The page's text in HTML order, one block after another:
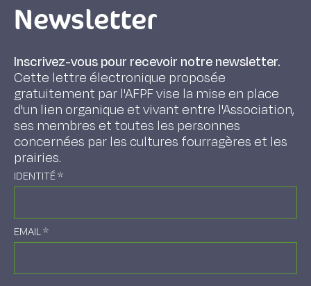
Newsletter
Inscrivez-vous pour recevoir notre newsletter.
Cette lettre électronique proposée
gratuitement par l'AFPF vise la mise en place
d'un lien organique et vivant entre l'Association,
ses membres et toutes les personnes
concernées par les cultures fourragères et les
prairies.
IDENTITÉ*
EMAIL*